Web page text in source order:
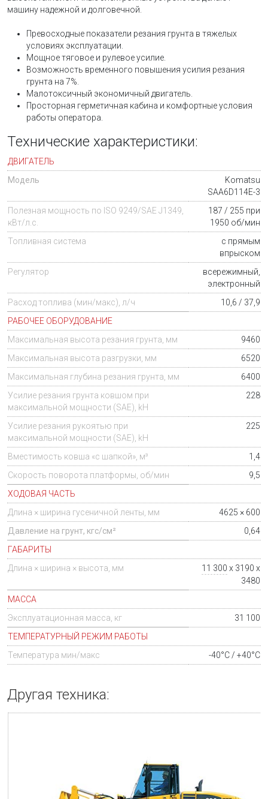
машину надежной и долговечной.
Превосходные показатели резания грунта в тяжелых
условиях эксплуатации.
Мощное тяговое и рулевое усилие.
Возможность временного повышения усилия резания
грунта на 7%.
Малотоксичный экономичный двигатель.
Просторная герметичная кабина и комфортные условия
работы оператора.
Технические характеристики:
ДВИГАТЕЛЬ
Модель
Komatsu
SAA6D114E-3
Полезная мощность по ISO 9249/SAE J1349,
кВт/л.с.
187 / 255 при
1950 об/мин
Топливная система
с прямым
впрыском
Регулятор
всережимный,
электронный
Расход топлива (мин/макс), л/ч
10,6 / 37,9
РАБОЧЕЕ ОБОРУДОВАНИЕ
Максимальная высота резания грунта, мм
9460
Максимальная высота разгрузки, мм
6520
Максимальная глубина резания грунта, мм
6400
Усилие резания грунта ковшом при
максимальной мощности (SAE), kH
228
Усилие резания рукоятью при
максимальной мощности (SAE), kH
225
Вместимость ковша «с шапкой», м³
1,4
Скорость поворота платформы, об/мин
9,5
ХОДОВАЯ ЧАСТЬ
Длина × ширина гусеничной ленты, мм
4625 × 600
Давление на грунт, кгс/см²
0,64
ГАБАРИТЫ
Длина × ширина × высота, мм
11 300 x 3190 x
3480
МАССА
Эксплуатационная масса, кг
31 100
ТЕМПЕРАТУРНЫЙ РЕЖИМ РАБОТЫ
Температура мин/макс
-40°C / +40°C
Другая техника: